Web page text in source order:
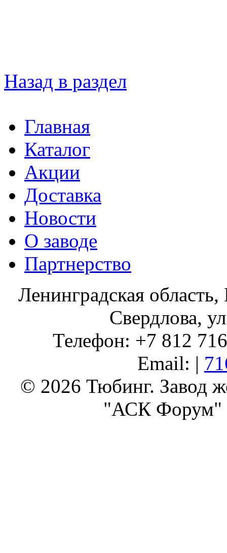
Назад в раздел
Главная
Каталог
Акции
Доставка
Новости
О заводе
Партнерство
Ленинградская
Свердлова,
Телефон: +7 812
Email: |
© 2026 Тюбинг. Завод
"АСК Форум"